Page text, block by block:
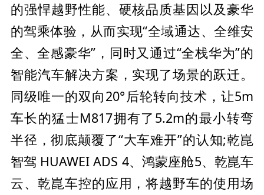
的强悍越野性能、硬核品质基因以及豪华
的驾乘体验，从而实现“全域通达、全维安
全、全感豪华”，同时又通过“全栈华为”的
智能汽车解决方案，实现了场景的跃迁。
同级唯一的双向20°后轮转向技术，让5m
车长的猛士M817拥有了5.2m的最小转弯
半径，彻底颠覆了“大车难开”的认知;乾崑
智驾 HUAWEI ADS 4、鸿蒙座舱5、乾崑车
云、乾崑车控的应用，将越野车的使用场